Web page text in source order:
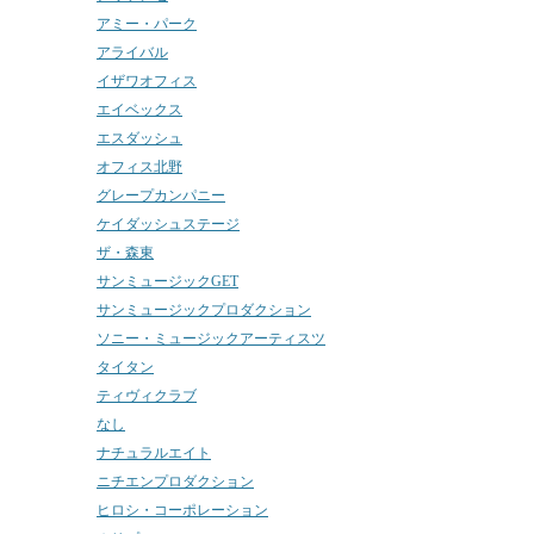
アミー・パーク
アライバル
イザワオフィス
エイベックス
エスダッシュ
オフィス北野
グレープカンパニー
ケイダッシュステージ
ザ・森東
サンミュージックGET
サンミュージックプロダクション
ソニー・ミュージックアーティスツ
タイタン
ティヴィクラブ
なし
ナチュラルエイト
ニチエンプロダクション
ヒロシ・コーポレーション